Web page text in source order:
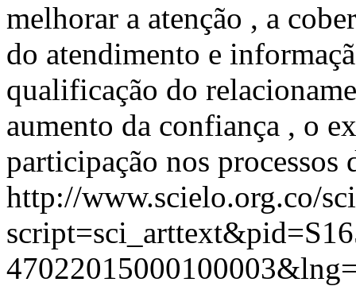
melhorar a atenção , a
do atendimento e
qualificação do
aumento da confiança , o
participação nos processos
http://www.scielo.org.co/